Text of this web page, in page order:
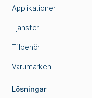
Applikationer
Tjänster
Tillbehör
Varumärken
Lösningar